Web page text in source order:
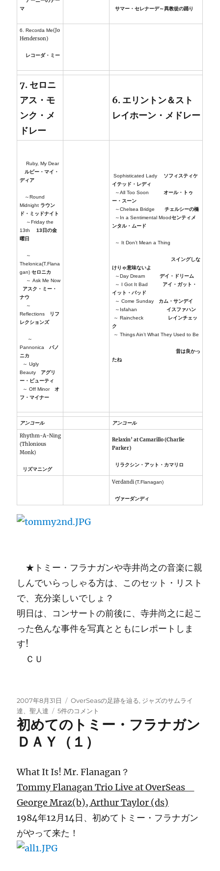
マ
サマー・セレナーデ～異教徒の踊り
6. Recorda Me(Jo
Henderson)
レコーダ・ミー
7. セロニ
アス・モ
ンク・メ
ドレー
6. エリントン＆スト
レイホーン・メドレー
Ruby, My Dear
ルビー・マイ・
ディア
～Round
Midnight ラウン
ド・ミッドナイト
～Friday the
13th 13日の金
曜日
～
Thelonica(T.Flana
gan)セロニカ
～ Ask Me Now
アスク・ミー・
ナウ
～
Reflectionsリフ
レクションズ
～
Pannonica パノ
ニカ
～ Ugly
Beauty
アグリ
ー・ビューティ
～ Off Minor
オ
フ・マイナー
Sophisticated Lady
ソフィスティケ
イテッド・レディ
～All Too Soon
オール・トゥ
ー・スーン
～Chelsea Bridge
チェルシーの橋
～In a Sentimental Moodセンティメ
ンタル・ムード
～ It Don’t Mean a Thing
スイングしな
けりゃ意味ないよ
～Day Dream デイ・ドリーム
～ I Got It Bad
アイ・ガット・
イット・バッド
～ Come Sunday
カム・サンデイ
～Isfahan
イスファハン
～ Raincheck
レインチェッ
ク
～ Things Ain’t What They Used to Be
昔は良かっ
たね
アンコール
アンコール
Rhythm-A-Ning
(Thlonious
Monk)
リズマニング
Relaxin’ at Camarillo (Charlie
Parker)
リラクシン・アット・カマリロ
Verdandi(T.Flanagan)
ヴァーダンディ
★トミー・フラナガンや寺井尚之の音楽に親
しんでいらっしゃる方は、このセット・リスト
で、充分楽しいでしょ？
明日は、コンサートの前後に、寺井尚之に起こ
った色んな事件を写真とともにレポートしま
す!
ＣＵ
投
稿
日:
2007年8月31日
カ
テ
ゴ
リ
ー
OverSeasの足跡を辿る, ジャズのサムライ
達、聖人達
初
め
て
ー・
フ
ラ
ナ
ガ
ン
Ｄ
5件のコメント
初めてのトミー・フラナガン
ＤＡＹ（１）
What It Is! Mr. Flanagan？
Tommy Flanagan Trio Live at OverSeas
George Mraz(b), Arthur Taylor (ds)
1984年12月14日、初めてトミー・フラナガン
がやって来た！